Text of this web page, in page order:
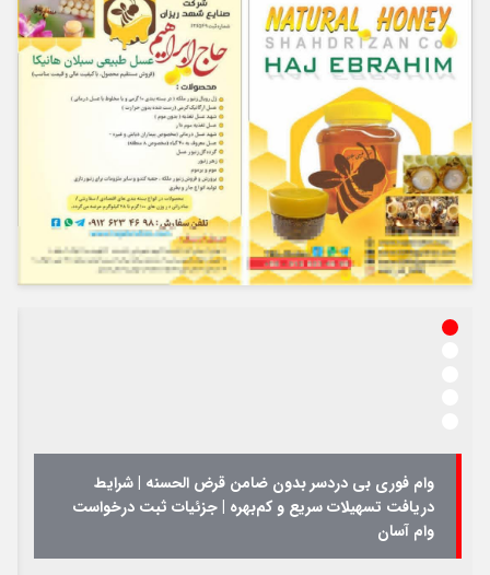
وام فوری بی دردسر بدون ضامن قرض الحسنه | شرایط
دریافت تسهیلات سریع و کم‌بهره | جزئیات ثبت درخواست
وام آسان